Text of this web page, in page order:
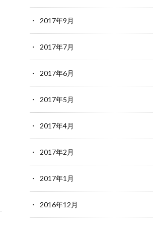
2017年9月
2017年7月
2017年6月
2017年5月
2017年4月
2017年2月
2017年1月
2016年12月